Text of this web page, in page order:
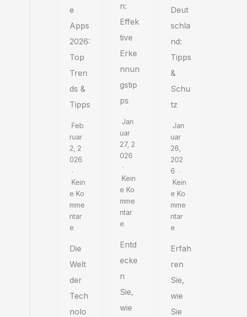
e
Apps
2026:
Top
Tren
ds &
Tipps
Feb
Ruar
2, 2
026
Kein
E Ko
Mme
Ntar
E
Die
Welt
der
Tech
nolo
n:
Effek
tive
Erke
nnun
gstip
ps
Jan
Uar
27, 2
026
Kein
E Ko
Mme
Ntar
E
Entd
ecke
n
Sie,
wie
Deut
schla
nd:
Tipps
&
Schu
tz
Jan
Uar
26,
202
6
Kein
E Ko
Mme
Ntar
E
Erfah
ren
Sie,
wie
Sie